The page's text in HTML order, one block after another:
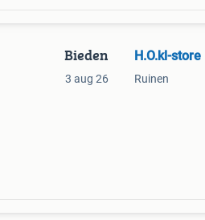
Bieden
3 aug 26
H.O.kl-store
Ruinen